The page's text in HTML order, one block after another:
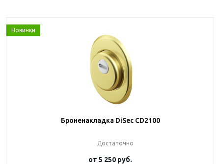
Новинки
Броненакладка DiSec CD2100
Достаточно
от 5 250 руб.